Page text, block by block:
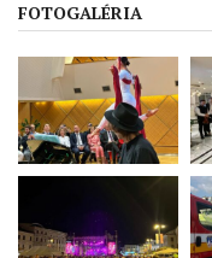
FOTOGALÉRIA